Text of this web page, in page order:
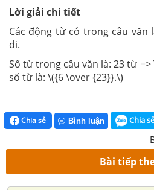
Lời giải chi tiết
Các động từ có trong câu văn
đi.
Số từ trong câu văn là: 23 từ
số từ là: \({6 \over {23}}.\)
Chia sẻ Bình luận Chia sẻ
Bài tiếp